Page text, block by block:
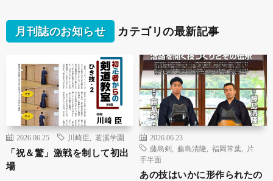
月刊誌のお知らせ カテゴリの最新記事
2026.06.25 川崎臣 茗溪学園
「祝＆驚」激戦を制して初出
場
2026.06.23
藤島剣
藤島清隆 福岡常葉
片
手半面
あの技はいかに形作られたの